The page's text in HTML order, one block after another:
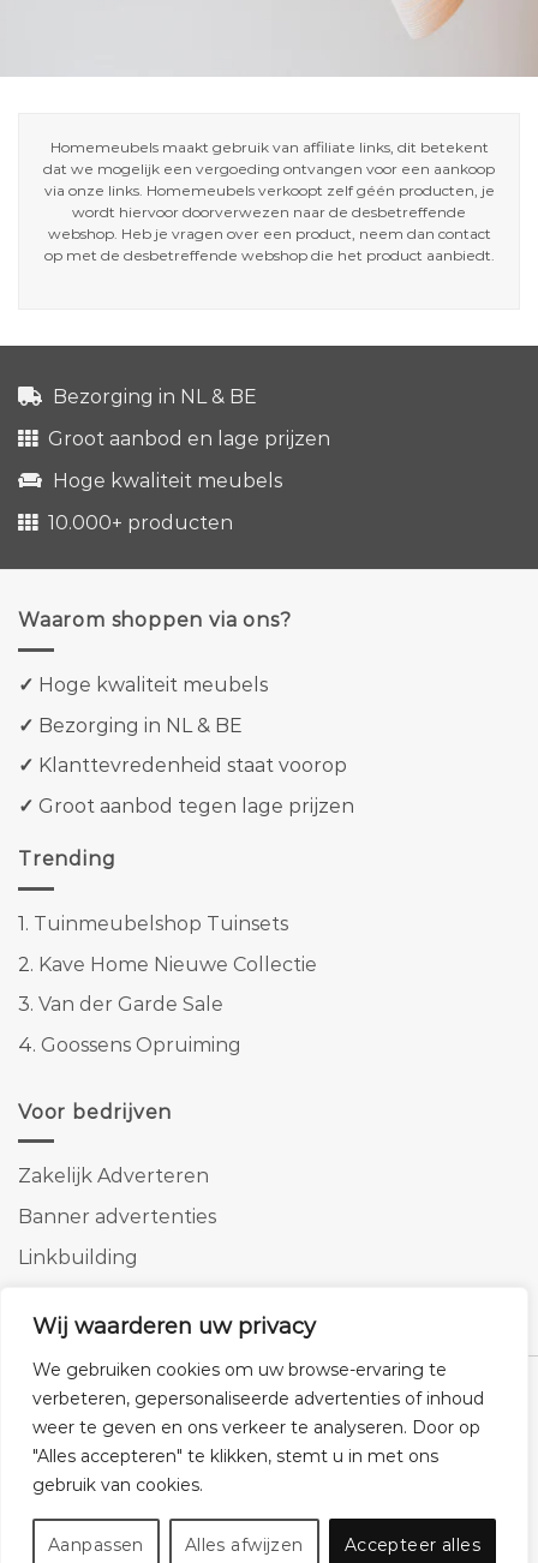
Wij waarderen uw privacy
We gebruiken cookies om uw browse-ervaring te
verbeteren, gepersonaliseerde advertenties of inhoud
weer te geven en ons verkeer te analyseren. Door op
"Alles accepteren" te klikken, stemt u in met ons
gebruik van cookies.
Aanpassen Alles afwijzen Accepteer alles
Homemeubels maakt gebruik van affiliate links, dit betekent
dat we mogelijk een vergoeding ontvangen voor een aankoop
via onze links. Homemeubels verkoopt zelf géén producten, je
wordt hiervoor doorverwezen naar de desbetreffende
webshop. Heb je vragen over een product, neem dan contact
op met de desbetreffende webshop die het product aanbiedt.
Bezorging in NL & BE
Groot aanbod en lage prijzen
Hoge kwaliteit meubels
10.000+ producten
Waarom shoppen via ons?
✓ Hoge kwaliteit meubels
✓ Bezorging in NL & BE
✓ Klanttevredenheid staat voorop
✓ Groot aanbod tegen lage prijzen
Trending
1. Tuinmeubelshop Tuinsets
2. Kave Home Nieuwe Collectie
3. Van der Garde Sale
4. Goossens Opruiming
Voor bedrijven
Zakelijk Adverteren
Banner advertenties
Linkbuilding
Klantenservice Cookies Privacybeleid Disclaimer
© 2026 -